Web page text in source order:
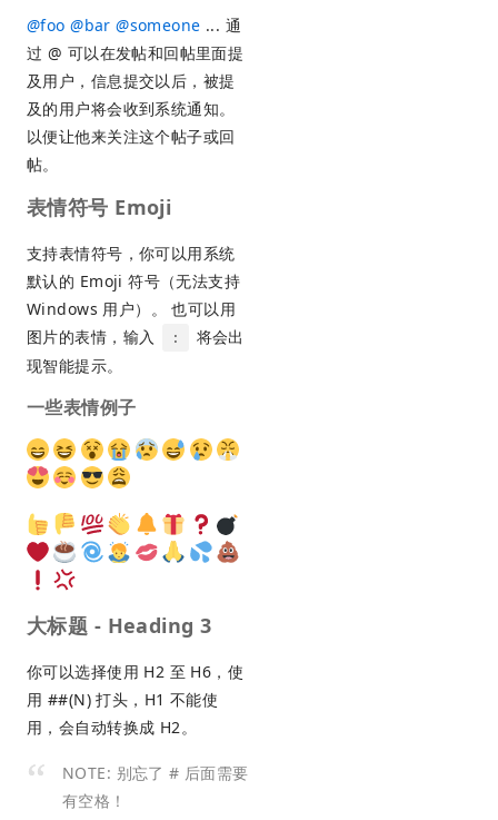
@foo @bar @someone ... 通
过 @ 可以在发帖和回帖里面提
及用户，信息提交以后，被提
及的用户将会收到系统通知。
以便让他来关注这个帖子或回
帖。
表情符号 Emoji
支持表情符号，你可以用系统
默认的 Emoji 符号（无法支持
Windows 用户）。 也可以用
图片的表情，输入
:
将会出
现智能提示。
一些表情例子
大标题 - Heading 3
你可以选择使用 H2 至 H6，使
用 ##(N) 打头，H1 不能使
用，会自动转换成 H2。
NOTE: 别忘了 # 后面需要
有空格！